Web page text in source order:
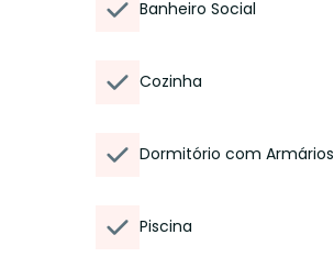
Banheiro Social
Cozinha
Dormitório com Armários
Piscina